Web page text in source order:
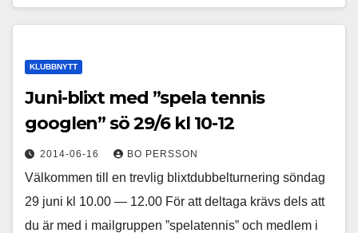
KLUBBNYTT
Juni-blixt med ”spela tennis
googlen” sö 29/6 kl 10-12
2014-06-16 BO PERSSON
Välkommen till en trevlig blixtdubbelturnering söndag
29 juni kl 10.00 — 12.00 För att deltaga krävs dels att
du är med i mailgruppen ”spelatennis” och medlem i